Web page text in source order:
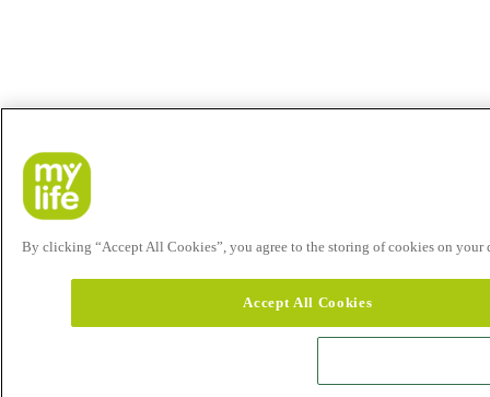
By clicking “Accept All Cookies”, you agree to the storing of cookies on your
Accept All Cookies